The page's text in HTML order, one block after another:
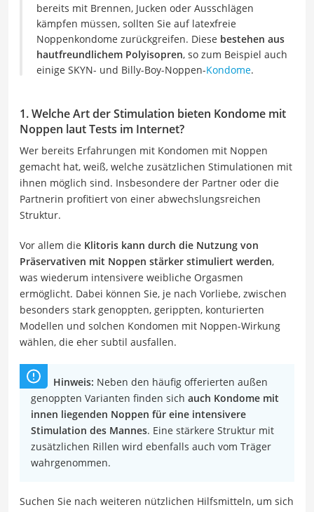
bereits mit Brennen, Jucken oder Ausschlägen
kämpfen müssen, sollten Sie auf latexfreie
Noppenkondome zurückgreifen. Diese bestehen aus
hautfreundlichem Polyisopren, so zum Beispiel auch
einige SKYN- und Billy-Boy-Noppen-Kondome.
1. Welche Art der Stimulation bieten Kondome mit
Noppen laut Tests im Internet?
Wer bereits Erfahrungen mit Kondomen mit Noppen
gemacht hat, weiß, welche zusätzlichen Stimulationen mit
ihnen möglich sind. Insbesondere der Partner oder die
Partnerin profitiert von einer abwechslungsreichen
Struktur.
Vor allem die Klitoris kann durch die Nutzung von
Präservativen mit Noppen stärker stimuliert werden,
was wiederum intensivere weibliche Orgasmen
ermöglicht. Dabei können Sie, je nach Vorliebe, zwischen
besonders stark genoppten, gerippten, konturierten
Modellen und solchen Kondomen mit Noppen-Wirkung
wählen, die eher subtil ausfallen.
Hinweis: Neben den häufig offerierten außen
genoppten Varianten finden sich auch Kondome mit
innen liegenden Noppen für eine intensivere
Stimulation des Mannes. Eine stärkere Struktur mit
zusätzlichen Rillen wird ebenfalls auch vom Träger
wahrgenommen.
Suchen Sie nach weiteren nützlichen Hilfsmitteln, um sich